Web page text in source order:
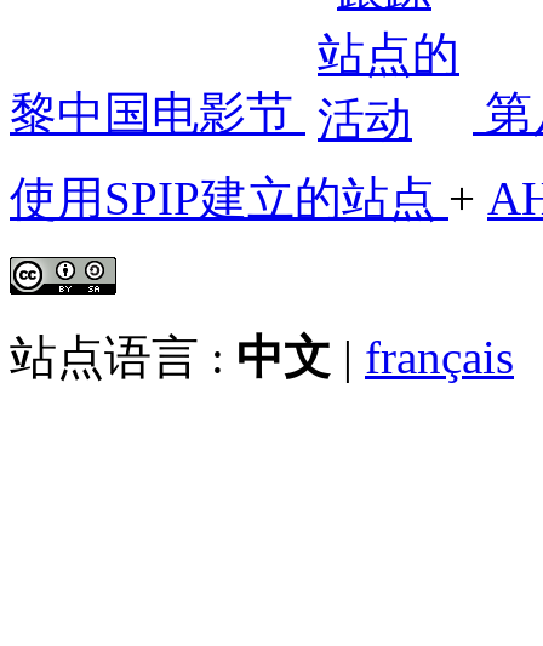
黎中国电影节
使用SPIP建立的站点 +
站点语言 : 中文 | français